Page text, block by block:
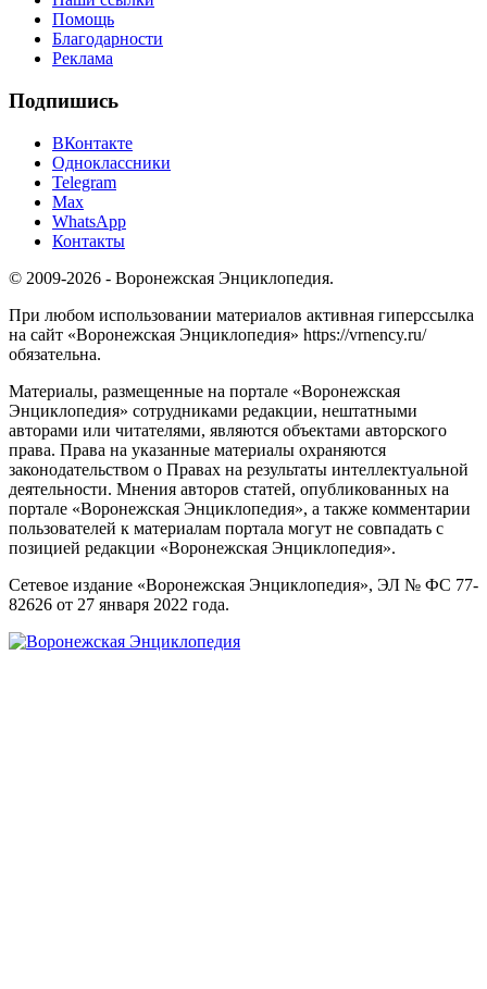
Помощь
Благодарности
Реклама
Подпишись
ВКонтакте
Одноклассники
Telegram
Max
WhatsApp
Контакты
© 2009-2026 - Воронежская Энциклопедия.
При любом использовании материалов активная гиперссылка
на сайт «Воронежская Энциклопедия» https://vrnency.ru/
обязательна.
Материалы, размещенные на портале «Воронежская
Энциклопедия» сотрудниками редакции, нештатными
авторами или читателями, являются объектами авторского
права. Права на указанные материалы охраняются
законодательством о Правах на результаты интеллектуальной
деятельности. Мнения авторов статей, опубликованных на
портале «Воронежская Энциклопедия», а также комментарии
пользователей к материалам портала могут не совпадать с
позицией редакции «Воронежская Энциклопедия».
Сетевое издание «Воронежская Энциклопедия», ЭЛ № ФС 77-
82626 от 27 января 2022 года.